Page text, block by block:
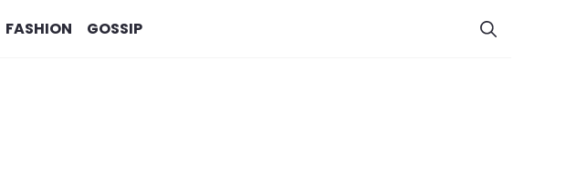
FASHION GOSSIP